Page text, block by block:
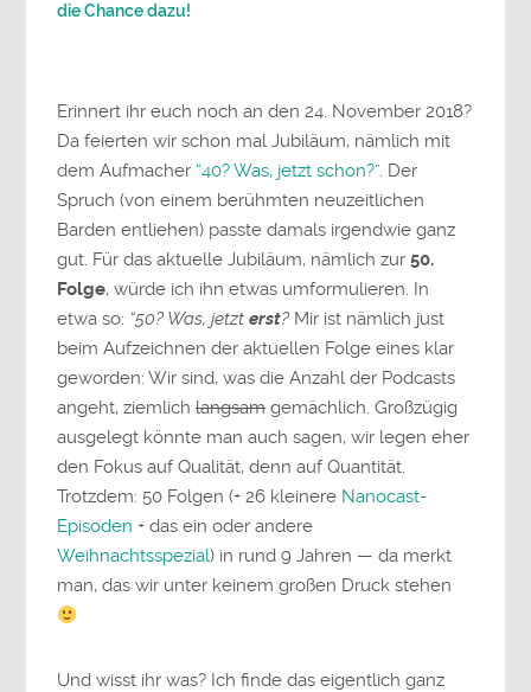
die Chance dazu!
Erinnert ihr euch noch an den 24. November 2018?
Da feierten wir schon mal Jubiläum, nämlich mit
dem Aufmacher “40? Was, jetzt schon?”. Der
Spruch (von einem berühmten neuzeitlichen
Barden entliehen) passte damals irgendwie ganz
gut. Für das aktuelle Jubiläum, nämlich zur50.
Folge, würde ich ihn etwas umformulieren. In
etwa so: “50? Was, jetzterst? Mir ist nämlich just
beim Aufzeichnen der aktuellen Folge eines klar
geworden: Wir sind, was die Anzahl der Podcasts
angeht, ziemlichlangsamgemächlich. Großzügig
ausgelegt könnte man auch sagen, wir legen eher
den Fokus auf Qualität, denn auf Quantität.
Trotzdem: 50 Folgen (+ 26 kleinere Nanocast-
Episoden + das ein oder andere
Weihnachtsspezial) in rund 9 Jahren — da merkt
man, das wir unter keinem großen Druck stehen
Und wisst ihr was? Ich finde das eigentlich ganz